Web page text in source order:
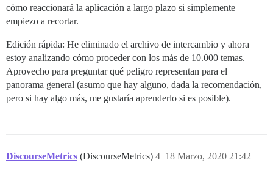
cómo reaccionará la aplicación a largo plazo si simplemente
empiezo a recortar.
Edición rápida: He eliminado el archivo de intercambio y ahora
estoy analizando cómo proceder con los más de 10.000 temas.
Aprovecho para preguntar qué peligro representan para el
panorama general (asumo que hay alguno, dada la recomendación,
pero si hay algo más, me gustaría aprenderlo si es posible).
DiscourseMetrics (DiscourseMetrics) 18 Marzo, 2020 21:42
4